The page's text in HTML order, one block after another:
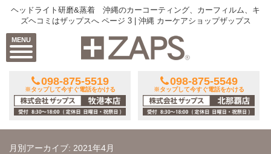
MENU
ヘッドライト研磨&蒸着 沖縄のカーコーティング、カーフィルム、キ
ズヘコミはザップスへ ページ 3 | 沖縄 カーケアショップザップス
098-875-5519
※タップして今すぐ電話をかける
098-875-5549
※タップして今すぐ電話をかける
月別アーカイブ: 2021年4月